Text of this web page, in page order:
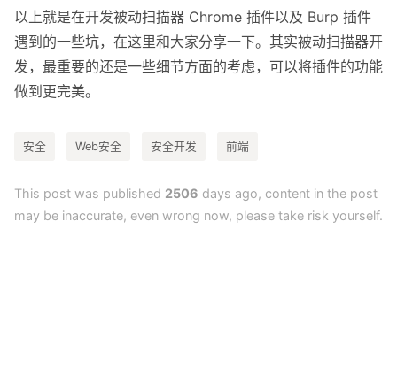
以上就是在开发被动扫描器 Chrome 插件以及 Burp 插件
遇到的一些坑，在这里和大家分享一下。其实被动扫描器开
发，最重要的还是一些细节方面的考虑，可以将插件的功能
做到更完美。
安全 Web安全 安全开发 前端
This post was published 2506 days ago, content in the post
may be inaccurate, even wrong now, please take risk yourself.